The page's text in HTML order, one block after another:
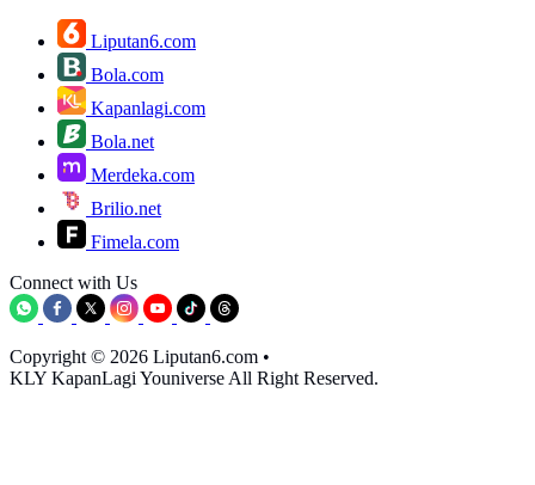
Liputan6.com
Bola.com
Kapanlagi.com
Bola.net
Merdeka.com
Brilio.net
Fimela.com
Connect with Us
Copyright © 2026 Liputan6.com •
KLY KapanLagi Youniverse All Right Reserved.